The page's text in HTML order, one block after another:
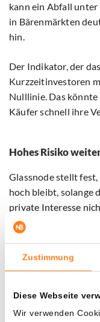
Zustimmung
Diese Webseite
Wir verwenden
kann ein Abfall
in Bärenmärkten
hin.
Der Indikator, der
Kurzzeitinvestoren
Nulllinie. Das
Käufer schnell ihre
Hohes Risiko
Glassnode stellt
hoch bleibt, solange
private Interesse
daher neutral, „es
Dollar“.
Quartal profitieren
Gegenwind